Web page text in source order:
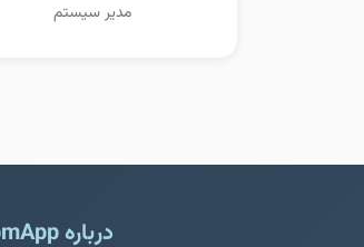
مدیر سیستم
درباره JoomApp